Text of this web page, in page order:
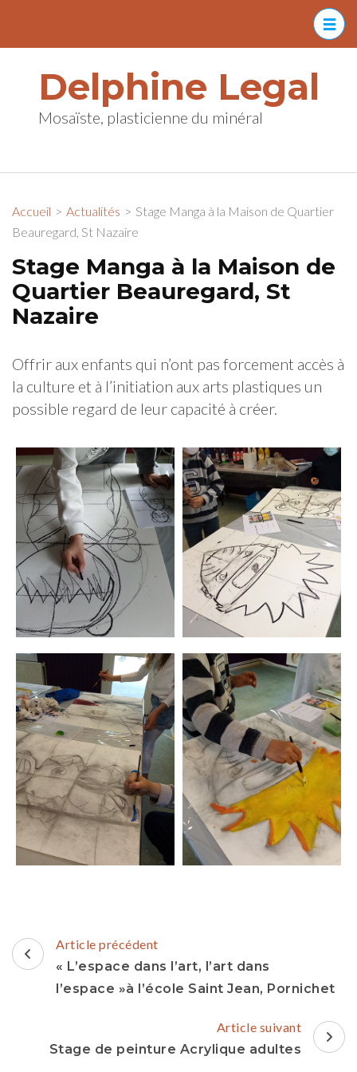
(Pressez
Entrée)Delphine Legal
Mosaïste, plasticienne du minéral
Accueil > Actualités > Stage Manga à la Maison de Quartier
Beauregard, St Nazaire
Stage Manga à la Maison de
Quartier Beauregard, St
Nazaire
Offrir aux enfants qui n’ont pas forcement accès à
la culture et à l’initiation aux arts plastiques un
possible regard de leur capacité à créer.
Navigation
d'article
Article précédent
« L’espace dans l’art, l’art dans
l’espace »à l’école Saint Jean, Pornichet
Article suivant
Stage de peinture Acrylique adultes